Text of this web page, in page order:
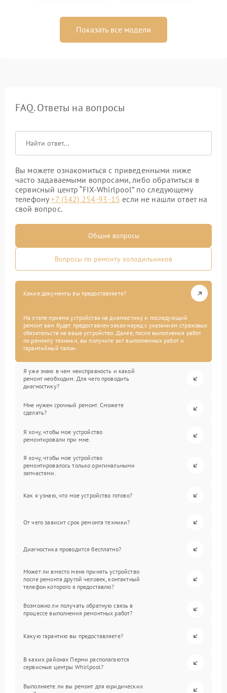
Показать все модели
FAQ. Ответы на вопросы
Вы можете ознакомиться с приведенными ниже
часто задаваемыми вопросами, либо обратиться в
сервисный центр “FIX-Whirlpool” по следующему
телефону+7 (342) 254-93-15 если не нашли ответ на
свой вопрос.
Общие вопросы
Вопросы по ремонту холодильников
Какие документы вы предоставляете?
На этапе приема устройства на диагностику и последующий
ремонт вам будет предоставлен заказ-наряд с указанием страховых
обязательств на ваше устройство. Далее, после выполнения работ
по ремонту техники, вы получите акт выполненных работ и
гарантийный талон.
Я уже знаю в чем неисправность и какой
ремонт необходим. Для чего проводить
диагностику?
Мне нужен срочный ремонт. Сможете
сделать?
Я хочу, чтобы мое устройство
ремонтировали при мне.
Я хочу, чтобы мое устройство
ремонтировалось только оригинальными
запчастями.
Как я узнаю, что мое устройство готово?
От чего зависит срок ремонта техники?
Диагностика проводится бесплатно?
Может ли вместо меня принять устройство
после ремонта другой человек, контактный
телефон которого я предоставлю?
Возможно ли получать обратную связь в
процессе выполнения ремонтных работ?
Какую гарантию вы предоставляете?
В каких районах Перми располагаются
сервисные центры Whirlpool?
Выполняете ли вы ремонт для юридических